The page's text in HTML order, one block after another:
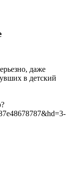
даже
в детский